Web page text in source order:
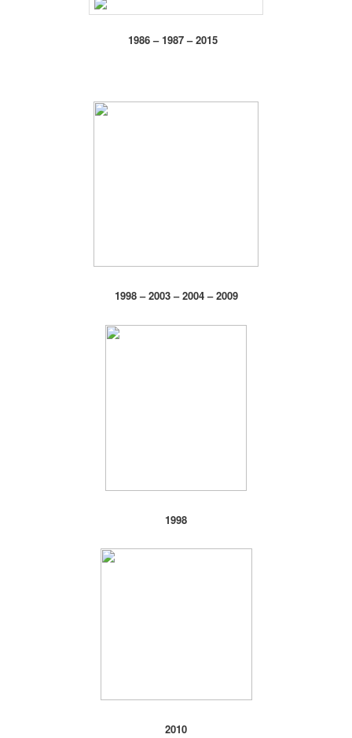
1986 – 1987 – 2015
1998 – 2003 – 2004 – 2009
1998
2010